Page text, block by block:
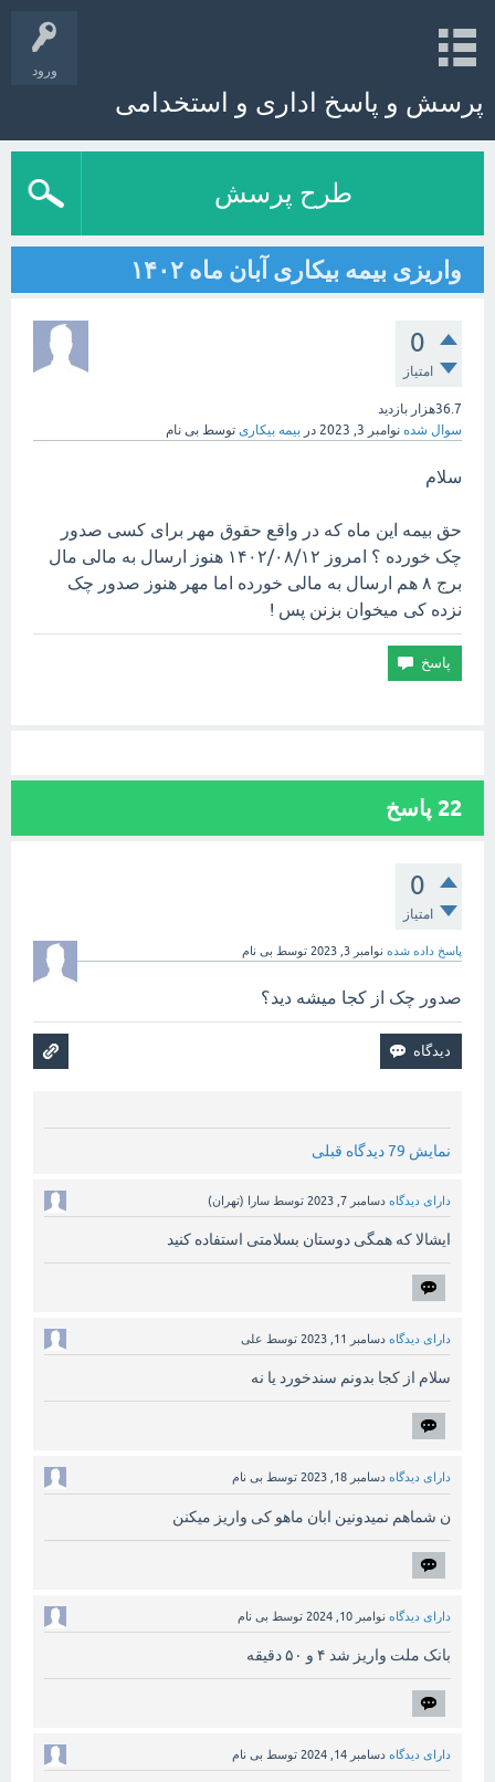
ورود
پرسش و پاسخ اداری و استخدامی
طرح پرسش
واریزی بیمه بیکاری آبان ماه ۱۴۰۲
0
امتیاز
36.7هزار
بازدید
سوال شده نوامبر 3, 2023 در بیمه بیکاری توسط بی نام
سلام
حق بیمه این ماه که در واقع حقوق مهر برای کسی صدور
چک خورده ؟ امروز ۱۴۰۲/۰۸/۱۲ هنوز ارسال به مالی مال
برج ۸ هم ارسال به مالی خورده اما مهر هنوز صدور چک‌
نزده کی میخوان بزنن پس !
22 پاسخ
0
امتیاز
پاسخ داده شده نوامبر 3, 2023 توسط بی نام
صدور چک از کجا میشه دید؟
نمایش 79 دیدگاه قبلی
دارای دیدگاه دسامبر 7, 2023 توسط سارا (تهران)
ایشالا که همگی دوستان بسلامتی استفاده کنید
دارای دیدگاه دسامبر 11, 2023 توسط علی
سلام از کجا بدونم سندخورد یا نه
دارای دیدگاه دسامبر 18, 2023 توسط بی نام
ن شماهم نمیدونین ابان ماهو کی واریز میکنن
دارای دیدگاه نوامبر 10, 2024 توسط بی نام
بانک ملت واریز شد ۴ و ۵۰ دقیقه
دارای دیدگاه دسامبر 14, 2024 توسط بی نام